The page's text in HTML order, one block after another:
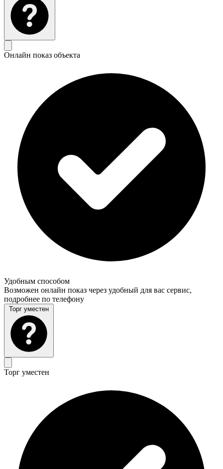
Онлайн показ объекта
Удобным способом
Возможен онлайн показ через удобный для вас сервис,
подробнее по телефону
Торг уместен
Торг уместен